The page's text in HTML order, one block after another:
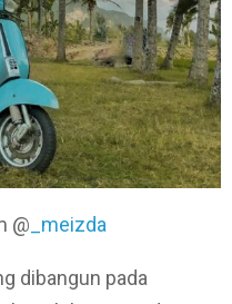
@ _meizda
dibangun pada